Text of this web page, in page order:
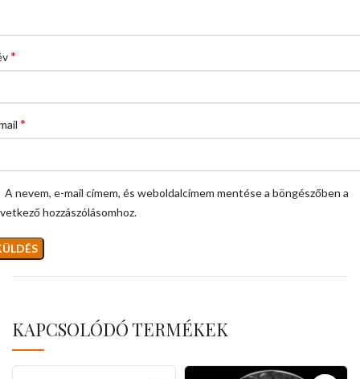
*
*
A nevem, e-mail címem, és weboldalcímem mentése a böngészőben a
hozzászólásomhoz.
KAPCSOLÓDÓ TERMÉKEK